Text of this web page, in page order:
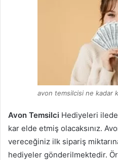
avon temsilcisi ne kadar
Avon Temsilci Hediyeleri
kar elde etmiş olacaksınız.
vereceğiniz ilk sipariş
hediyeler gönderilmektedir.